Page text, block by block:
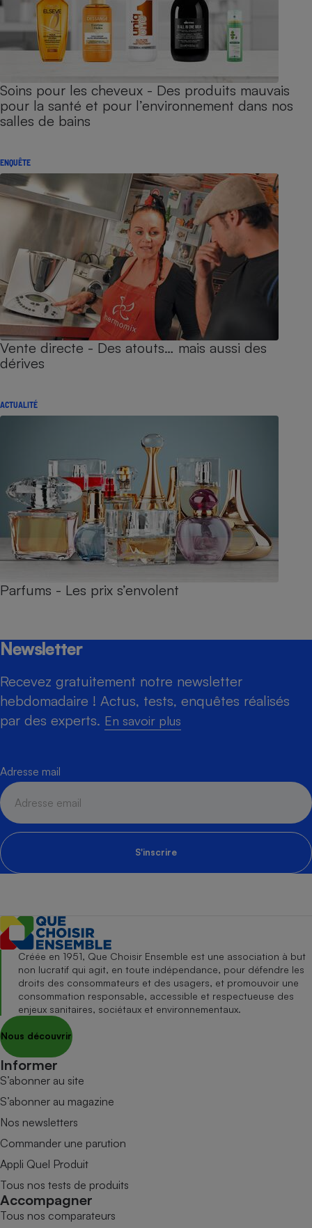
Soins pour les cheveux - Des produits mauvais
pour la santé et pour l’environnement dans nos
salles de bains
ENQUÊTE
Vente directe - Des atouts… mais aussi des
dérives
ACTUALITÉ
Parfums - Les prix s’envolent
Newsletter
Recevez gratuitement notre newsletter
hebdomadaire ! Actus, tests, enquêtes réalisés
par des experts. En savoir plus
Adresse mail
S'inscrire
Créée en 1951, Que Choisir Ensemble est une association à but
non lucratif qui agit, en toute indépendance, pour défendre les
droits des consommateurs et des usagers, et promouvoir une
consommation responsable, accessible et respectueuse des
enjeux sanitaires, sociétaux et environnementaux.
Nous découvrir
Informer
S’abonner au site
S’abonner au magazine
Nos newsletters
Commander une parution
Appli Quel Produit
Tous nos tests de produits
Accompagner
Tous nos comparateurs